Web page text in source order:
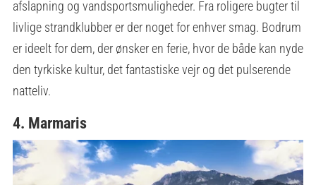
afslapning og vandsportsmuligheder. Fra roligere bugter til
livlige strandklubber er der noget for enhver smag. Bodrum
er ideelt for dem, der ønsker en ferie, hvor de både kan nyde
den tyrkiske kultur, det fantastiske vejr og det pulserende
natteliv.
4. Marmaris